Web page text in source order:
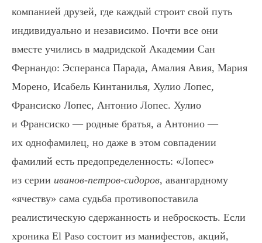
компанией друзей, где каждый строит свой путь
индивидуально и независимо. Почти все они
вместе учились в мадридской Академии Сан
Фернандо: Эсперанса Парада, Амалия Авия, Мария
Морено, Исабель Кинтанилья, Хулио Лопес,
Франсиско Лопес, Антонио Лопес. Хулио
и Франсиско — родные братья, а Антонио —
их однофамилец, но даже в этом совпадении
фамилий есть предопределенность: «Лопес»
из серии иванов-петров-сидоров, авангардному
«ячеству» сама судьба противопоставила
реалистическую сдержанность и неброскость. Если
хроника El Paso состоит из манифестов, акций,